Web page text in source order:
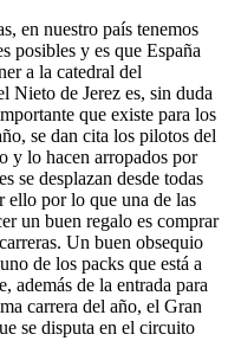
en nuestro país tenemos
posibles y es que España
a la catedral del
de Jerez es, sin duda
que existe para los
se dan cita los pilotos del
y lo hacen arropados por
se desplazan desde todas
ello por lo que una de las
un buen regalo es comprar
Un buen obsequio
de los packs que está a
además de la entrada para
carrera del año, el Gran
se disputa en el circuito